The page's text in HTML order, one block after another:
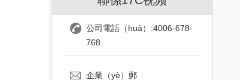
公司電話（huà）:4006-678-
768
企業（yè）郵